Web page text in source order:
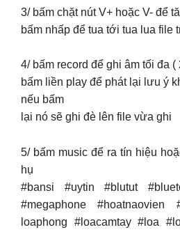
3/ bấm chặt nút V+ hoặc V- để
bấm nhấp để tua tới tua lua file
4/ bấm record để ghi âm tối đa
bấm liền play để phát lại lưu ý
nếu bấm
lại nó sẽ ghi đè lên file vừa ghi
5/ bấm music để ra tín hiệu
hụ
#bansi #uytin #blutut
#megaphone #hoatnaovien
loaphong #loacamtay #loa